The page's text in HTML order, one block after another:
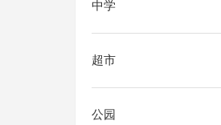
中学
超市
公园